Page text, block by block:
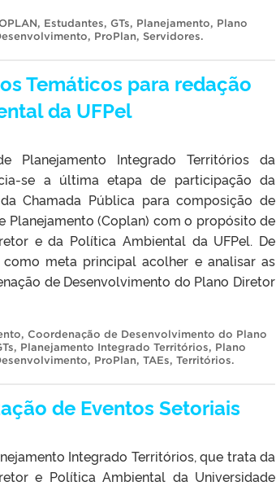
, Estudantes, GTs, Planejamento, Plano
, ProPlan, Servidores.
Temáticos para redação
da UFPel
Planejamento Integrado Territórios da
se a última etapa de participação da
Chamada Pública para composição de
Planejamento (Coplan) com o propósito de
e da Política Ambiental da UFPel. De
meta principal acolher e analisar as
de Desenvolvimento do Plano Diretor
, Coordenação de Desenvolvimento do Plano
, Planejamento Integrado Territórios, Plano
, ProPlan, TAEs, Territórios.
de Eventos Setoriais
Integrado Territórios, que trata da
e Política Ambiental da Universidade